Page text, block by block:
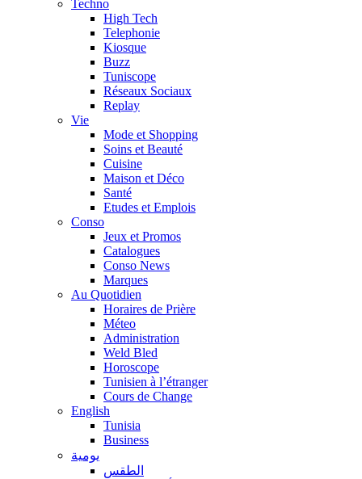
Techno
High Tech
Telephonie
Kiosque
Buzz
Tuniscope
Réseaux Sociaux
Replay
Vie
Mode et Shopping
Soins et Beauté
Cuisine
Maison et Déco
Santé
Etudes et Emplois
Conso
Jeux et Promos
Catalogues
Conso News
Marques
Au Quotidien
Horaires de Prière
Méteo
Administration
Weld Bled
Horoscope
Tunisien à l’étranger
Cours de Change
English
Tunisia
Business
يومية
الطقس